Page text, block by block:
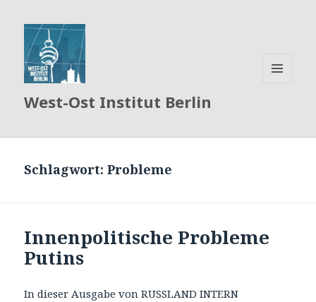
West-Ost Institut Berlin
Schlagwort:Probleme
Innenpolitische Probleme
Putins
In dieser Ausgabe von RUSSLAND INTERN